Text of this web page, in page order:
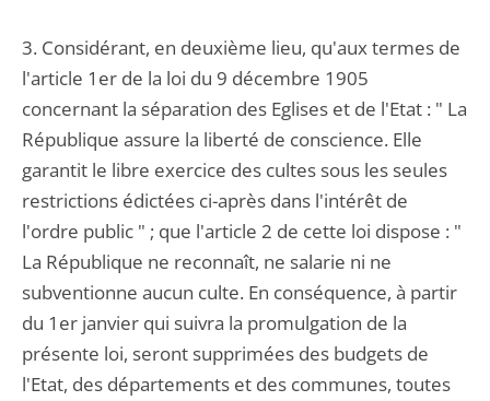
3. Considérant, en deuxième lieu, qu'aux termes de
l'article 1er de la loi du 9 décembre 1905
concernant la séparation des Eglises et de l'Etat : " La
République assure la liberté de conscience. Elle
garantit le libre exercice des cultes sous les seules
restrictions édictées ci-après dans l'intérêt de
l'ordre public " ; que l'article 2 de cette loi dispose : "
La République ne reconnaît, ne salarie ni ne
subventionne aucun culte. En conséquence, à partir
du 1er janvier qui suivra la promulgation de la
présente loi, seront supprimées des budgets de
l'Etat, des départements et des communes, toutes